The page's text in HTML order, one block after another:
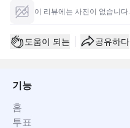
이 리뷰에는 사진이 없습니다.
도움이 되는 공유하다
기능
홈
투표